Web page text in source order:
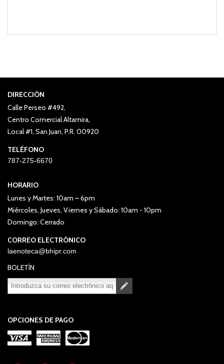
DIRECCIÓN
Calle Perseo #492,
Centro Comercial Altamira,
Local #1, San Juan, P.R. 00920
TELÉFONO
787-275-6670
HORARIO
Lunes y Martes: 10am – 6pm
Miércoles, Jueves, Viernes y Sábado: 10am - 10pm
Domingo: Cerrado
CORREO ELECTRÓNICO
laenoteca@bhipr.com
BOLETÍN
OPCIONES DE PAGO